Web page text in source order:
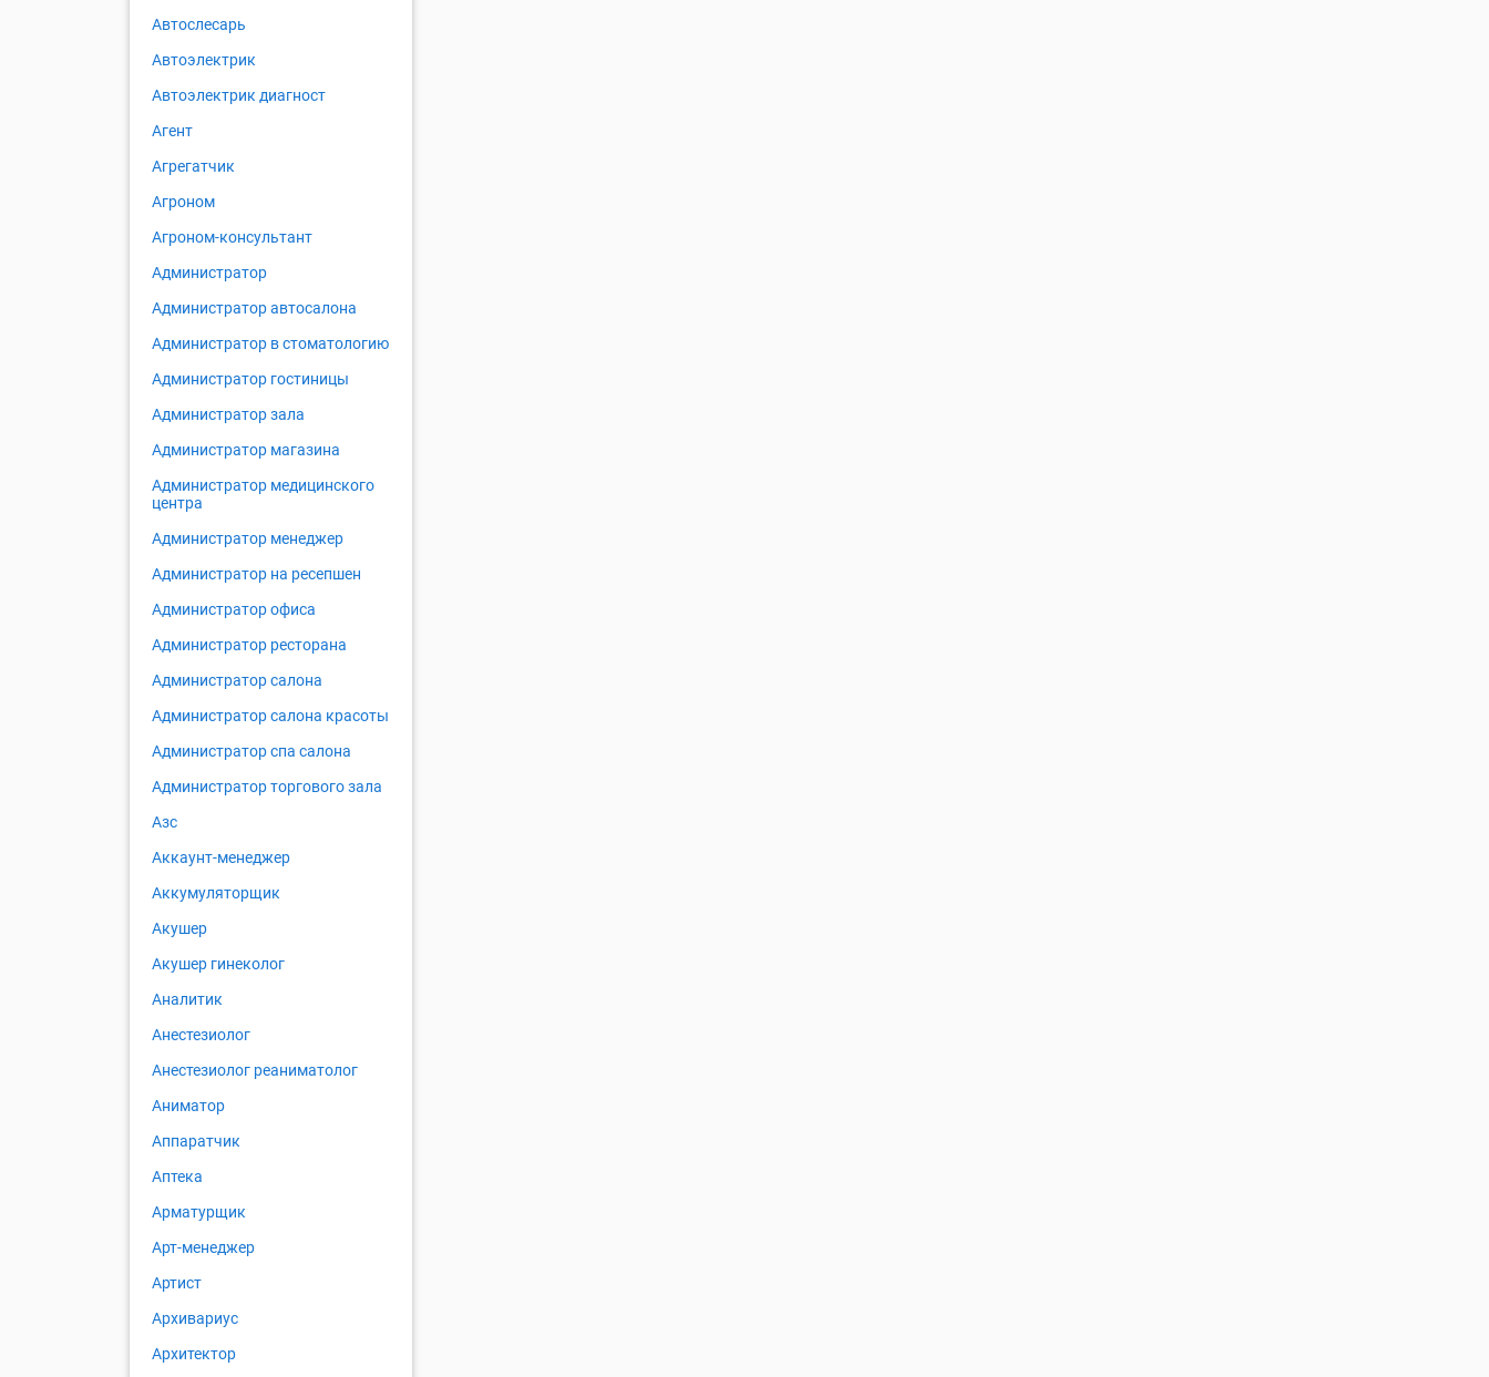
Автослесарь
Автоэлектрик
Автоэлектрик диагност
Агент
Агрегатчик
Агроном
Агроном-консультант
Администратор
Администратор автосалона
Администратор в стоматологию
Администратор гостиницы
Администратор зала
Администратор магазина
Администратор медицинского
центра
Администратор менеджер
Администратор на ресепшен
Администратор офиса
Администратор ресторана
Администратор салона
Администратор салона красоты
Администратор спа салона
Администратор торгового зала
Азс
Аккаунт-менеджер
Аккумуляторщик
Акушер
Акушер гинеколог
Аналитик
Анестезиолог
Анестезиолог реаниматолог
Аниматор
Аппаратчик
Аптека
Арматурщик
Арт-менеджер
Артист
Архивариус
Архитектор